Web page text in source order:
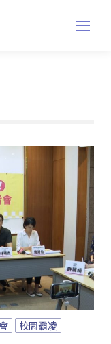
校園霸凌